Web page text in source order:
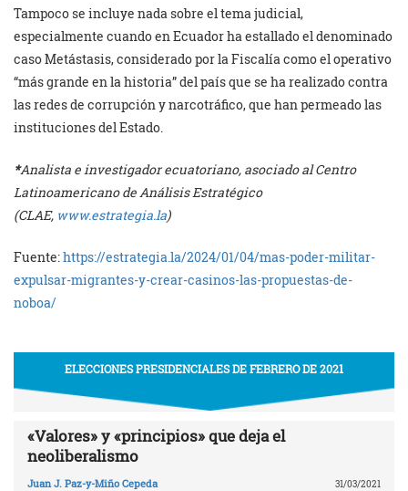
Tampoco se incluye nada sobre el tema judicial,
especialmente cuando en Ecuador ha estallado el denominado
caso Metástasis, considerado por la Fiscalía como el operativo
“más grande en la historia” del país que se ha realizado contra
las redes de corrupción y narcotráfico, que han permeado las
instituciones del Estado.
*Analista e investigador ecuatoriano, asociado alCentro
Latinoamericano de Análisis Estratégico
(CLAE, www.estrategia.la)
Fuente:https://estrategia.la/2024/01/04/mas-poder-militar-
expulsar-migrantes-y-crear-casinos-las-propuestas-de-
noboa/
ELECCIONES PRESIDENCIALES DE FEBRERO DE 2021
«Valores» y «principios» que deja el
neoliberalismo
Juan J. Paz-y-Miño Cepeda 31/03/2021